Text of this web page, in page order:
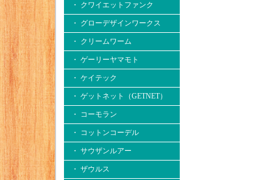
・ クワイエットファンク
・ グローデザインワークス
・ クリームワーム
・ ゲーリーヤマモト
・ ケイテック
・ ゲットネット（GETNET）
・ コーモラン
・ コットンコーデル
・ サウザンルアー
・ ザウルス